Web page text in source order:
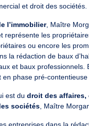
et droit des sociétés.
l’immobilier, Maître
représente les
ou encore les
la rédaction de baux
et baux professionnels.
en phase pré-contentieuse
est du droit des affaires,
sociétés , Maître
entreprises dans la